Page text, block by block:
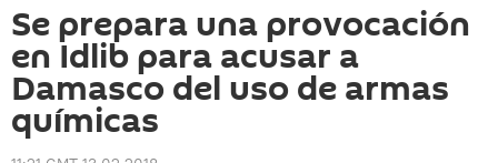
Se prepara una provocación
en Idlib para acusar a
Damasco del uso de armas
químicas